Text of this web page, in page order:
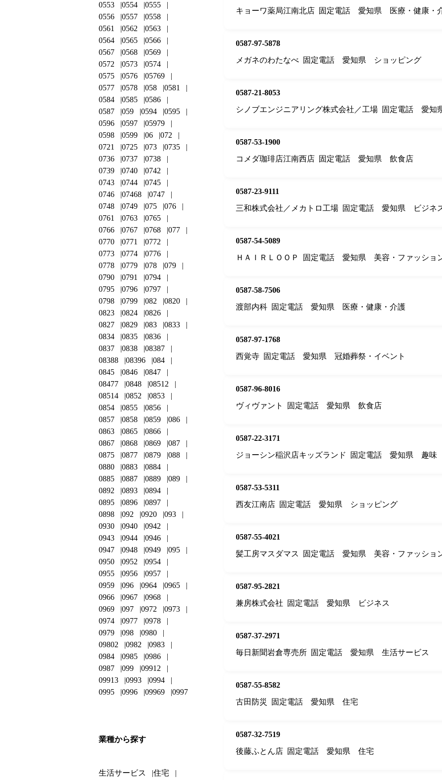
キョーワ薬局江南北店 固定電話 愛知県 医療・健康・
0587-97-5878
メガネのわたなべ 固定電話 愛知県 ショッピング
0587-21-8053
シノブエンジニアリング株式会社／工場 固定電話 愛知
0587-53-1900
コメダ珈琲店江南西店 固定電話 愛知県 飲食店
0587-23-9111
三和株式会社／メカトロ工場 固定電話 愛知県 ビジネ
0587-54-5089
ＨＡＩＲＬＯＯＰ
固定電話 愛知県 美容・ファッショ
0587-58-7506
渡部内科 固定電話 愛知県 医療・健康・介護
0587-97-1768
西覚寺 固定電話 愛知県 冠婚葬祭・イベント
0587-96-8016
ヴィヴァント
固定電話 愛知県 飲食店
0587-22-3171
ジョーシン稲沢店キッズランド
固定電話 愛知県 趣味
0587-53-5311
西友江南店 固定電話 愛知県 ショッピング
0587-55-4021
髪工房マスダマス
固定電話 愛知県 美容・ファッショ
0587-95-2821
兼房株式会社
固定電話 愛知県 ビジネス
0587-37-2971
毎日新聞岩倉専売所 固定電話 愛知県 生活サービス
0587-55-8582
古田防災
固定電話 愛知県 住宅
0587-32-7519
後藤ふとん店 固定電話 愛知県 住宅
0553
0554
0555
0556
0557
0558
0561
0562
0563
0564
0565
0566
0567
0568
0569
0572
0573
0574
0575
0576
05769
0577
0578 058
0581
0584
0585
0586
0587
059 0594
0595
0596
0597
05979
0598
0599 06
072
0721
0725 073
0735
0736
0737
0738
0739
0740
0742
0743
0744
0745
0746
07468
0747
0748
0749 075
076
0761
0763
0765
0766
0767 0768
077
0770
0771
0772
0773
0774
0776
0778
0779 078
079
0790
0791
0794
0795
0796
0797
0798
0799 082
0820
0823
0824
0826
0827
0829 083
0833
0834
0835
0836
0837
0838
08387
08388
08396
084
0845
0846
0847
08477
0848
08512
08514
0852
0853
0854
0855
0856
0857
0858 0859
086
0863
0865
0866
0867
0868 0869
087
0875
0877 0879
088
0880
0883
0884
0885
0887 0889
089
0892
0893
0894
0895
0896
0897
0898
092 0920
093
0930
0940
0942
0943
0944
0946
0947
0948 0949
095
0950
0952
0954
0955
0956
0957
0959
096 0964
0965
0966
0967
0968
0969
097 0972
0973
0974
0977
0978
0979
098
0980
09802
0982
0983
0984
0985
0986
0987
099
09912
09913
0993
0994
0995
0996 09969 0997
業種から探す
生活サービス 住宅